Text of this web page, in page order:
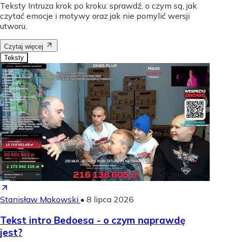
Teksty Intruza krok po kroku: sprawdź, o czym są, jak
czytać emocje i motywy oraz jak nie pomylić wersji
utworu.
Czytaj więcej
Teksty
Stanisław Makowski • 8 lipca 2026
Tekst intro Bedoesa - o czym naprawdę
jest?